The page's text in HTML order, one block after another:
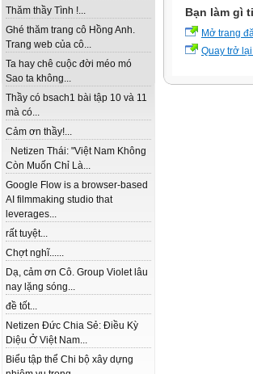
Thăm thầy Tình !...
Ghé thăm trang cô Hồng Anh.
Trang web của cô...
Ta hay chê cuộc đời méo mó
Sao ta không...
Thầy có bsach1 bài tập 10 và 11
mà có...
Cảm ơn thầy!...
Netizen Thái: "Việt Nam Không
Còn Muốn Chỉ Là...
Google Flow is a browser-based
AI filmmaking studio that
leverages...
rất tuyệt...
Chợt nghĩ......
Dạ, cảm ơn Cô. Group Violet lâu
nay lặng sóng...
đề tốt...
Netizen Đức Chia Sẻ: Điều Kỳ
Diệu Ở Việt Nam...
Biểu tập thể Chi bộ xây dựng
Bạn làm gì
Mở trang
Quay trở